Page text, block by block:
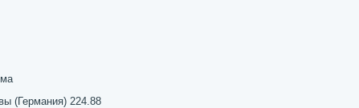
(Германия) 224.88